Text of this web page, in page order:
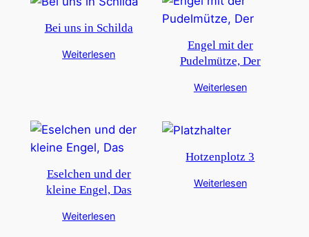
Bei uns in Schilda
Weiterlesen
Engel mit der
Pudelmütze, Der
Weiterlesen
Eselchen und der
kleine Engel, Das
Weiterlesen
Hotzenplotz 3
Weiterlesen